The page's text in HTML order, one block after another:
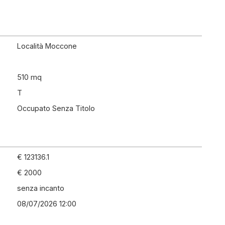
Località Moccone
510 mq
T
Occupato Senza Titolo
€ 123136.1
€ 2000
senza incanto
08/07/2026 12:00